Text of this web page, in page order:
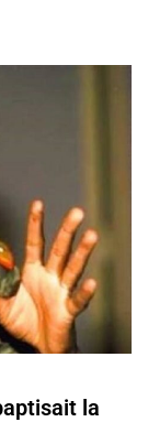
la